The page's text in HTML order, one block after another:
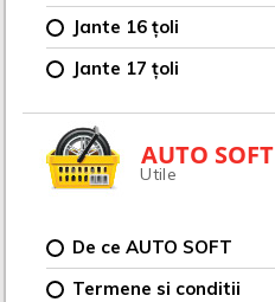
Jante 16 țoli
Jante 17 țoli
AUTO SOFT
Utile
De ce AUTO SOFT
Termene si conditii